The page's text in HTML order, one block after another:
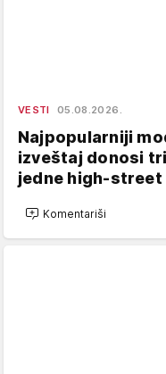
VESTI 05.08.2026.
Najpopularniji
izveštaj donosi
jedne high-
Komentariši